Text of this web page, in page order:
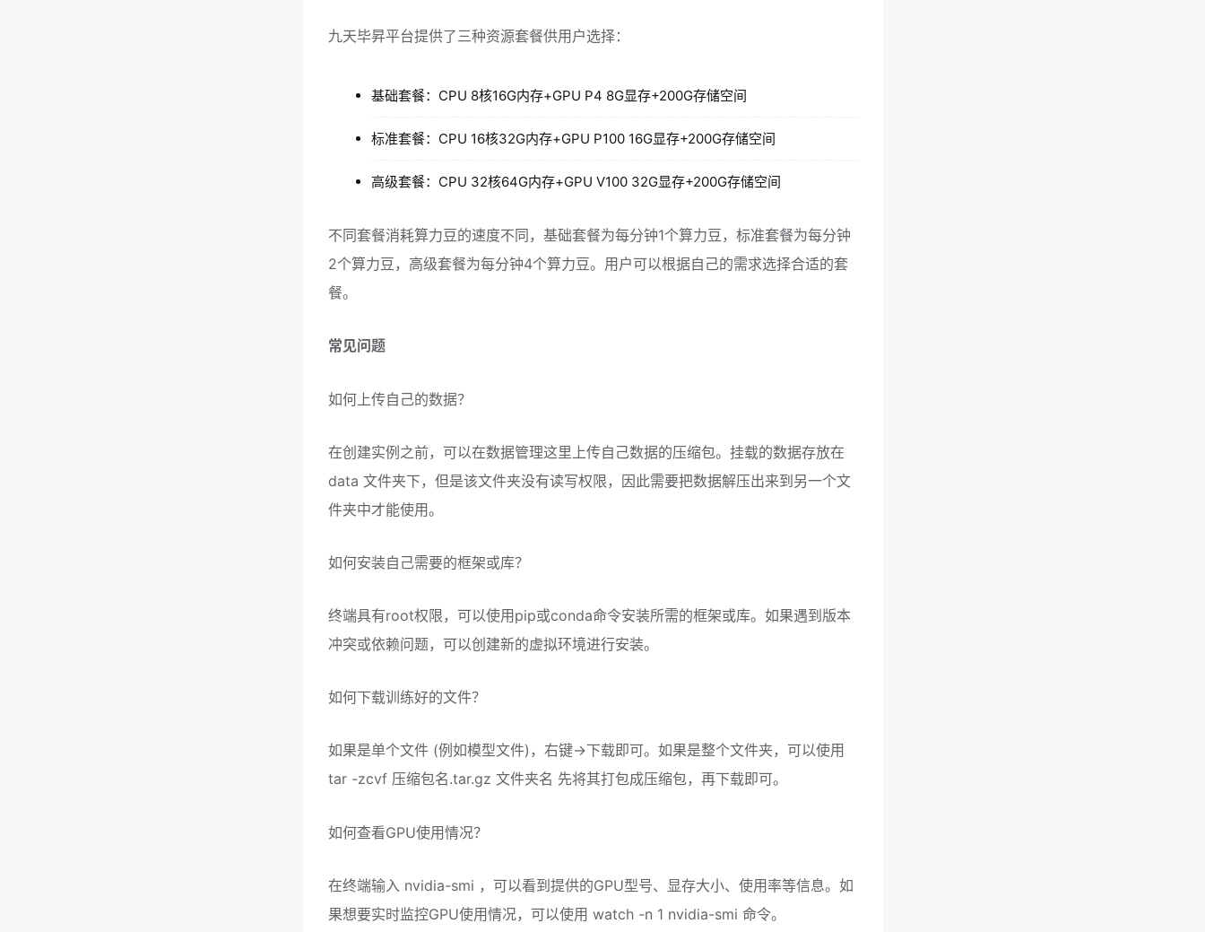
九天毕昇平台提供了三种资源套餐供用户选择：
基础套餐：CPU 8核16G内存+GPU P4 8G显存+200G存储空间
标准套餐：CPU 16核32G内存+GPU P100 16G显存+200G存储空间
高级套餐：CPU 32核64G内存+GPU V100 32G显存+200G存储空间
不同套餐消耗算力豆的速度不同，基础套餐为每分钟1个算力豆，标准套餐为每分钟
2个算力豆，高级套餐为每分钟4个算力豆。用户可以根据自己的需求选择合适的套
餐。
常见问题
如何上传自己的数据？
在创建实例之前，可以在数据管理这里上传自己数据的压缩包。挂载的数据存放在
data 文件夹下，但是该文件夹没有读写权限，因此需要把数据解压出来到另一个文
件夹中才能使用。
如何安装自己需要的框架或库？
终端具有root权限，可以使用pip或conda命令安装所需的框架或库。如果遇到版本
冲突或依赖问题，可以创建新的虚拟环境进行安装。
如何下载训练好的文件？
如果是单个文件 (例如模型文件)，右键->下载即可。如果是整个文件夹，可以使用
tar -zcvf 压缩包名.tar.gz 文件夹名 先将其打包成压缩包，再下载即可。
如何查看GPU使用情况？
在终端输入 nvidia-smi ，可以看到提供的GPU型号、显存大小、使用率等信息。如
果想要实时监控GPU使用情况，可以使用 watch -n 1 nvidia-smi 命令。